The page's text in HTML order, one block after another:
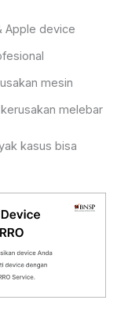
Apple device
mesin
melebar
kasus bisa